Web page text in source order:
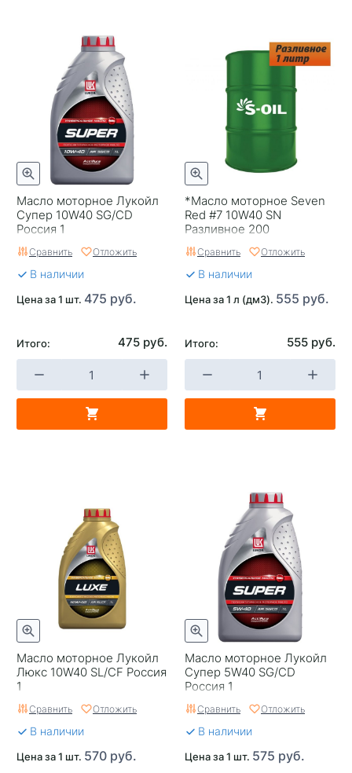
Масло моторное Лукойл
Супер 10W40 SG/CD
Россия 1
Сравнить Отложить
В наличии
Цена за 1 шт. 475 руб.
Итого: 475 руб.
*Масло моторное Seven
Red #7 10W40 SN
Разливное 200
Сравнить Отложить
В наличии
Цена за 1 л (дм3). 555 руб.
Итого: 555 руб.
Масло моторное Лукойл
Люкс 10W40 SL/CF Россия
1
Сравнить Отложить
В наличии
Цена за 1 шт. 570 руб.
Масло моторное Лукойл
Супер 5W40 SG/CD
Россия 1
Сравнить Отложить
В наличии
Цена за 1 шт. 575 руб.